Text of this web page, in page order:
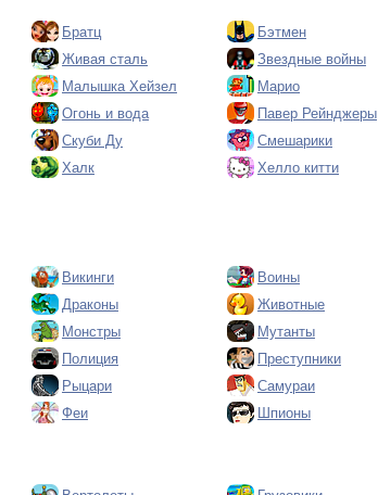
Братц Бэтмен
Живая сталь Звездные войны
Малышка Хейзел Марио
Огонь и вода Павер Рейнджеры
Скуби Ду Смешарики
Халк Хелло китти
Викинги Воины
Драконы Животные
Монстры Мутанты
Полиция Преступники
Рыцари Самураи
Феи Шпионы